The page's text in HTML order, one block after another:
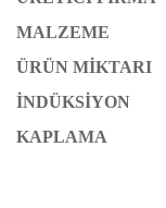
MALZEME
ÜRÜN MİKTARI
İNDÜKSİYON
KAPLAMA